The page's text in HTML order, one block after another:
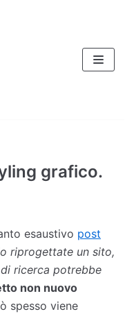
grafico.
esaustivo post
riprogettate un sito,
ricerca potrebbe
non nuovo
spesso viene